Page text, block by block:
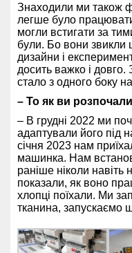
Знаходили ми також
легше було
могли встигати за
були. Бо вони звикли
дизайни і
досить важко і
стало з одного боку
– То як ви
– В грудні 2022 ми
адаптували його під
січня 2023 нам
машинка. Нам
раніше ніколи навіть
показали, як воно
хлопці поїхали. Ми
тканина, запускаємо